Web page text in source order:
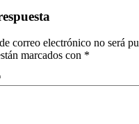
correo electrónico no será
marcados con *